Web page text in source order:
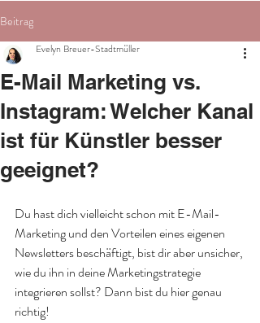
Beitrag
E-Mail Marketing vs.
Instagram: Welcher Kanal
ist für Künstler besser
geeignet?
Evelyn Breuer-Stadtmüller
Du hast dich vielleicht schon mit E-Mail-
Marketing und den Vorteilen eines eigenen
Newsletters beschäftigt, bist dir aber unsicher,
wie du ihn in deine Marketingstrategie
integrieren sollst? Dann bist du hier genau
richtig!